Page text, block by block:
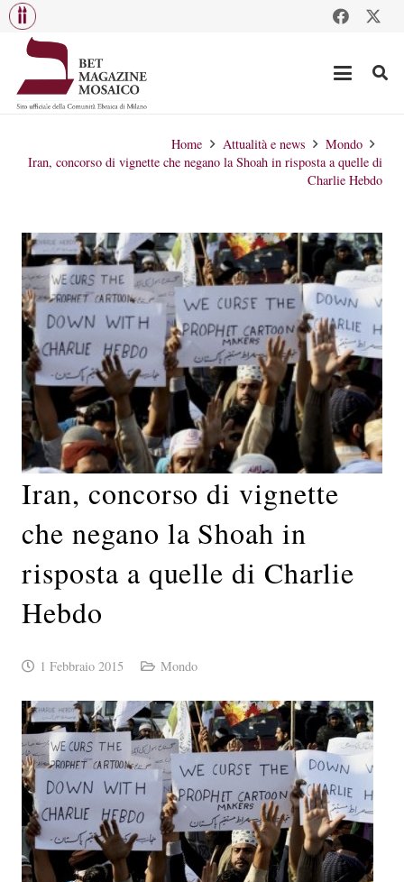
Home Attualità e news
Mondo
Iran, concorso di vignette che negano la Shoah in risposta a quelle di
Charlie Hebdo
Iran, concorso di vignette
che negano la Shoah in
risposta a quelle di Charlie
Hebdo
1 Febbraio 2015 Mondo